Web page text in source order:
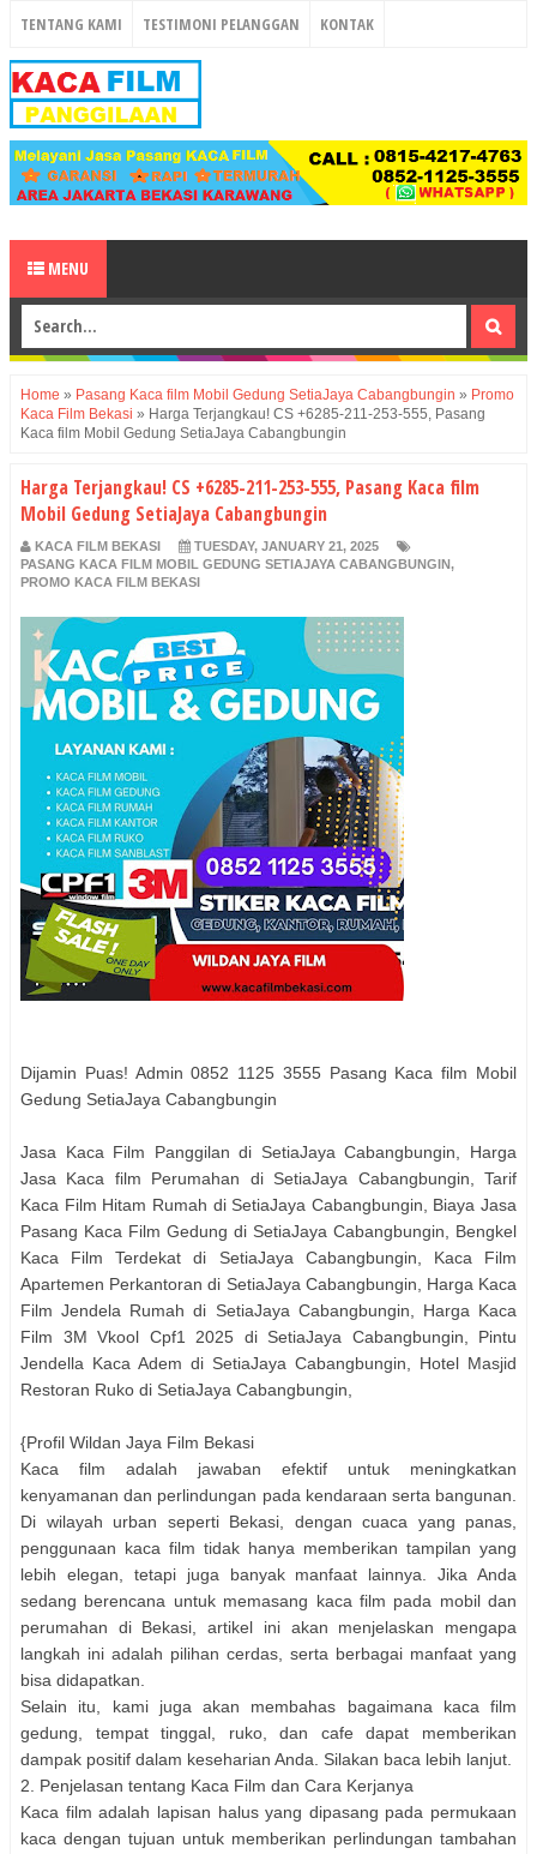
TENTANG KAMI TESTIMONI PELANGGAN KONTAK
MENU
Home » Pasang Kaca film Mobil Gedung SetiaJaya Cabangbungin » Promo
Kaca Film Bekasi » Harga Terjangkau! CS +6285-211-253-555, Pasang
Kaca film Mobil Gedung SetiaJaya Cabangbungin
Harga Terjangkau! CS +6285-211-253-555, Pasang Kaca film
Mobil Gedung SetiaJaya Cabangbungin
KACA FILM BEKASI
TUESDAY, JANUARY 21, 2025
PASANG KACA FILM MOBIL GEDUNG SETIAJAYA CABANGBUNGIN,
PROMO KACA FILM BEKASI
Dijamin Puas! Admin 0852 1125 3555 Pasang Kaca film Mobil
Gedung SetiaJaya Cabangbungin
Jasa Kaca Film Panggilan di SetiaJaya Cabangbungin, Harga
Jasa Kaca film Perumahan di SetiaJaya Cabangbungin, Tarif
Kaca Film Hitam Rumah di SetiaJaya Cabangbungin, Biaya Jasa
Pasang Kaca Film Gedung di SetiaJaya Cabangbungin, Bengkel
Kaca Film Terdekat di SetiaJaya Cabangbungin, Kaca Film
Apartemen Perkantoran di SetiaJaya Cabangbungin, Harga Kaca
Film Jendela Rumah di SetiaJaya Cabangbungin, Harga Kaca
Film 3M Vkool Cpf1 2025 di SetiaJaya Cabangbungin, Pintu
Jendella Kaca Adem di SetiaJaya Cabangbungin, Hotel Masjid
Restoran Ruko di SetiaJaya Cabangbungin,
{Profil Wildan Jaya Film Bekasi
Kaca film adalah jawaban efektif untuk meningkatkan
kenyamanan dan perlindungan pada kendaraan serta bangunan.
Di wilayah urban seperti Bekasi, dengan cuaca yang panas,
penggunaan kaca film tidak hanya memberikan tampilan yang
lebih elegan, tetapi juga banyak manfaat lainnya. Jika Anda
sedang berencana untuk memasang kaca film pada mobil dan
perumahan di Bekasi, artikel ini akan menjelaskan mengapa
langkah ini adalah pilihan cerdas, serta berbagai manfaat yang
bisa didapatkan.
Selain itu, kami juga akan membahas bagaimana kaca film
gedung, tempat tinggal, ruko, dan cafe dapat memberikan
dampak positif dalam keseharian Anda. Silakan baca lebih lanjut.
2. Penjelasan tentang Kaca Film dan Cara Kerjanya
Kaca film adalah lapisan halus yang dipasang pada permukaan
kaca dengan tujuan untuk memberikan perlindungan tambahan